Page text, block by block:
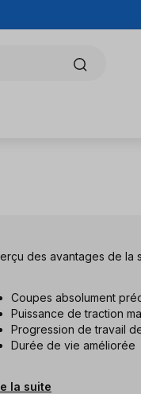
des avantages de la
Coupes absolument
Puissance de traction
Progression de travail
Durée de vie améliorée
la suite